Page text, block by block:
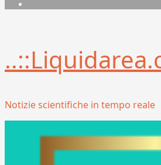
Notizie scientifiche in tempo reale